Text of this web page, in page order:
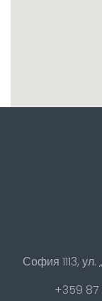
София 1113,
+359